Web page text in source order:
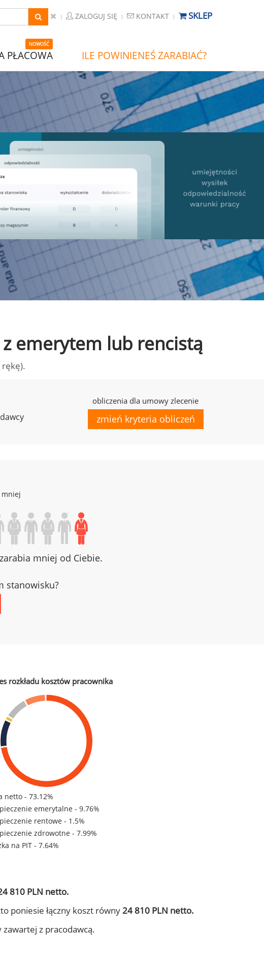
ZALOGUJ SIĘ KONTAKT SKLEP
NOWOŚĆ
PŁACOWA ILE POWINIENEŚ ZARABIAĆ?
emerytem lub rencistą
rękę).
obliczenia dla umowy zlecenie
zmień kryteria obliczeń
mniej
mniej od Ciebie.
stanowisku?
rozkładu kosztów pracownika
netto - 73.12%
emerytalne - 9.76%
rentowe - 1.5%
zdrowotne - 7.99%
na PIT - 7.64%
810 PLN netto.
poniesie łączny koszt równy24 810 PLN netto.
z pracodawcą.